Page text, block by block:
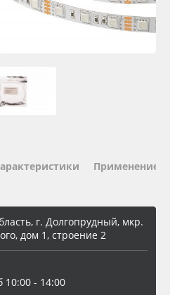
Применение
г. Долгопрудный, мкр.
дом 1, строение 2
10:00 - 14:00